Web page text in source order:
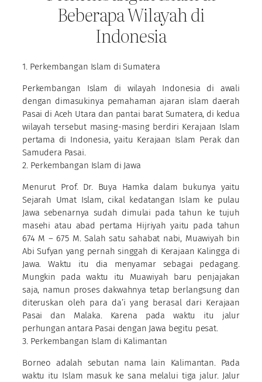
Beberapa Wilayah di
Indonesia
1. Perkembangan Islam di Sumatera
Perkembangan Islam di wilayah Indonesia di awali
dengan dimasukinya pemahaman ajaran islam daerah
Pasai di Aceh Utara dan pantai barat Sumatera, di kedua
wilayah tersebut masing-masing berdiri Kerajaan Islam
pertama di Indonesia, yaitu Kerajaan Islam Perak dan
Samudera Pasai.
2. Perkembangan Islam di Jawa
Menurut Prof. Dr. Buya Hamka dalam bukunya yaitu
Sejarah Umat Islam, cikal kedatangan Islam ke pulau
Jawa sebenarnya sudah dimulai pada tahun ke tujuh
masehi atau abad pertama Hijriyah yaitu pada tahun
674 M – 675 M. Salah satu sahabat nabi, Muawiyah bin
Abi Sufyan yang pernah singgah di Kerajaan Kalingga di
Jawa. Waktu itu dia menyamar sebagai pedagang.
Mungkin pada waktu itu Muawiyah baru penjajakan
saja, namun proses dakwahnya tetap berlangsung dan
diteruskan oleh para da’i yang berasal dari Kerajaan
Pasai dan Malaka. Karena pada waktu itu jalur
perhungan antara Pasai dengan Jawa begitu pesat.
3. Perkembangan Islam di Kalimantan
Borneo adalah sebutan nama lain Kalimantan. Pada
waktu itu Islam masuk ke sana melalui tiga jalur. Jalur